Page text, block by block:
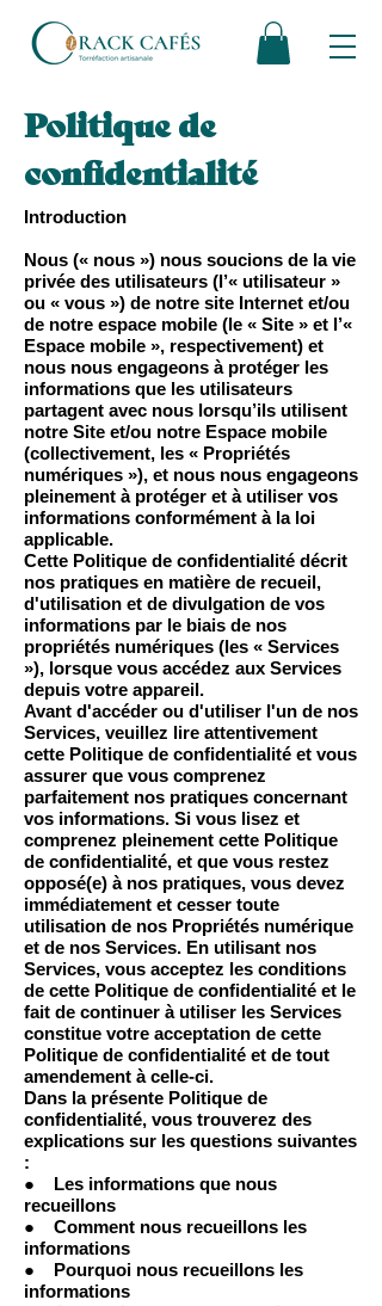
Politique de
confidentialité
Introduction
Nous (« nous ») nous soucions de la vie
privée des utilisateurs (l’« utilisateur »
ou « vous ») de notre site Internet et/ou
de notre espace mobile (le « Site » et l’«
Espace mobile », respectivement) et
nous nous engageons à protéger les
informations que les utilisateurs
partagent avec nous lorsqu’ils utilisent
notre Site et/ou notre Espace mobile
(collectivement, les « Propriétés
numériques »), et nous nous engageons
pleinement à protéger et à utiliser vos
informations conformément à la loi
applicable.
Cette Politique de confidentialité décrit
nos pratiques en matière de recueil,
d'utilisation et de divulgation de vos
informations par le biais de nos
propriétés numériques (les « Services
»), lorsque vous accédez aux Services
depuis votre appareil.
Avant d'accéder ou d'utiliser l'un de nos
Services, veuillez lire attentivement
cette Politique de confidentialité et vous
assurer que vous comprenez
parfaitement nos pratiques concernant
vos informations. Si vous lisez et
comprenez pleinement cette Politique
de confidentialité, et que vous restez
opposé(e) à nos pratiques, vous devez
immédiatement et cesser toute
utilisation de nos Propriétés numérique
et de nos Services. En utilisant nos
Services, vous acceptez les conditions
de cette Politique de confidentialité et le
fait de continuer à utiliser les Services
constitue votre acceptation de cette
Politique de confidentialité et de tout
amendement à celle-ci.
Dans la présente Politique de
confidentialité, vous trouverez des
explications sur les questions suivantes
:
● Les informations que nous
recueillons
● Comment nous recueillons les
informations
● Pourquoi nous recueillons les
informations